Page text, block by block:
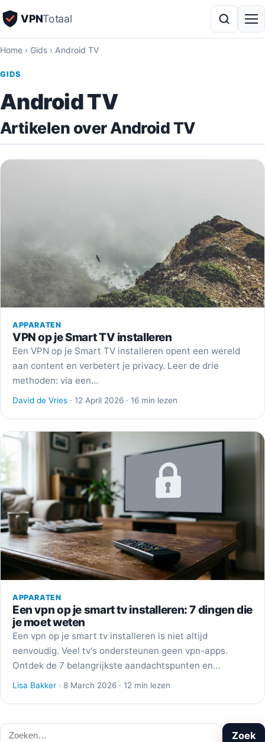
VPNTotaal
Home › Gids › Android TV
GIDS
Android TV
Artikelen over Android TV
APPARATEN
VPN op je Smart TV installeren
Een VPN op je Smart TV installeren opent een wereld
aan content en verbetert je privacy. Leer de drie
methoden: via een…
David de Vries · 12 April 2026 · 16 min lezen
APPARATEN
Een vpn op je smart tv installeren: 7 dingen die
je moet weten
Een vpn op je smart tv installeren is niet altijd
eenvoudig. Veel tv's ondersteunen geen vpn-apps.
Ontdek de 7 belangrijkste aandachtspunten en…
Lisa Bakker · 8 March 2026 · 12 min lezen
Zoeken Zoek